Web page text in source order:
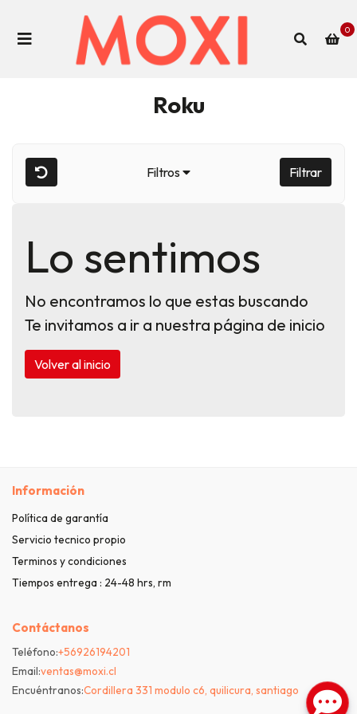
0
Roku
Filtros Filtrar
Lo sentimos
No encontramos lo que estas buscando
Te invitamos a ir a nuestra página de inicio
Volver al inicio
Información
Política de garantía
Servicio tecnico propio
Terminos y condiciones
Tiempos entrega : 24-48 hrs, rm
Contáctanos
Teléfono:+56926194201
Email:ventas@moxi.cl
Encuéntranos:Cordillera 331 modulo c6, quilicura, santiago